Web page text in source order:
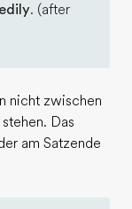
. (after
nicht zwischen
Das
am Satzende